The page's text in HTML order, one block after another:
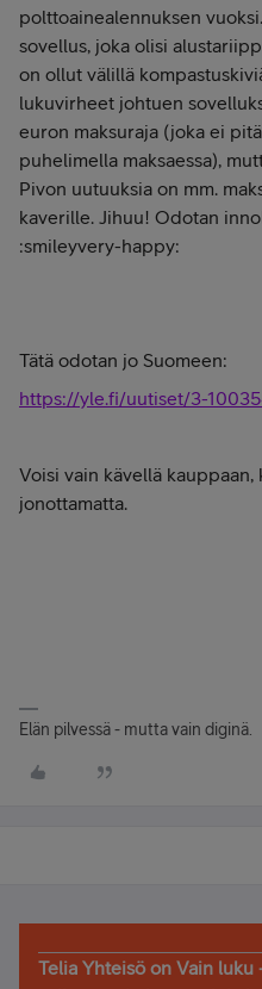
polttoainealennuksen
sovellus, joka olisi
on ollut välillä
lukuvirheet johtuen
euron maksuraja (joka ei
puhelimella maksaessa),
Pivon uutuuksia on mm.
kaverille. Jihuu! Odotan
:smileyvery-happy:
Tätä odotan jo Suomeen:
https://yle.fi/uutiset/3-
Voisi vain kävellä
jonottamatta.
Elän pilvessä - mutta vain diginä.
Telia Yhteisö on Vain luku